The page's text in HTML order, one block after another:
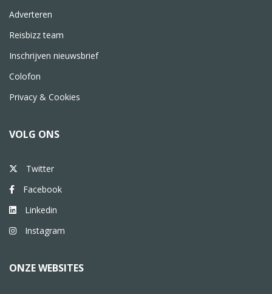
Adverteren
Reisbizz team
Inschrijven nieuwsbrief
Colofon
Privacy & Cookies
VOLG ONS
Twitter
Facebook
Linkedin
Instagram
ONZE WEBSITES